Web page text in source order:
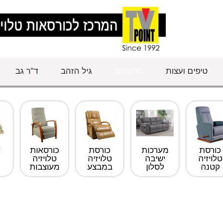
טיפים ועצות גיל הזהב ד”ר גב
כורסת
טלויזיה
קטנה
מערכות
ישיבה
לסלון
כורסת
טלויזיה
במבצע
כורסאות
טלויזיה
מעוצבות